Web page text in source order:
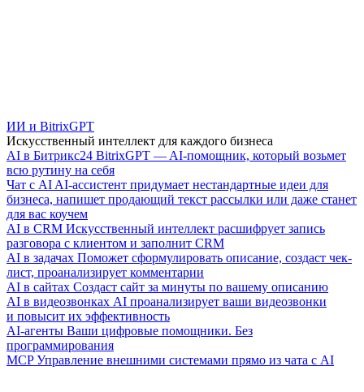
ИИ и BitrixGPT
Искусственный интеллект для каждого бизнеса
AI в Битрикс24 BitrixGPT — AI-помощник, который возьмет
всю рутину на себя
Чат с AI AI-ассистент придумает нестандартные идеи для
бизнеса, напишет продающий текст рассылки или даже станет
для вас коучем
AI в CRM Искусственный интеллект расшифрует запись
разговора с клиентом и заполнит CRM
AI в задачах Поможет сформулировать описание, создаст чек-
лист, проанализирует комментарии
AI в сайтах Создаст сайт за минуты по вашему описанию
AI в видеозвонках AI проанализирует ваши видеозвонки
и повысит их эффективность
AI-агенты Ваши цифровые помощники. Без
программирования
MCP Управление внешними системами прямо из чата с AI